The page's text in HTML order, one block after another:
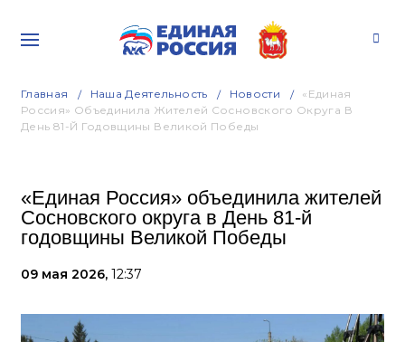
Главная Наша Деятельность Новости
«Единая
Россия» Объединила Жителей Сосновского Округа В
День 81-Й Годовщины Великой Победы
«Единая Россия» объединила жителей
Сосновского округа в День 81-й
годовщины Великой Победы
09 мая 2026, 12:37